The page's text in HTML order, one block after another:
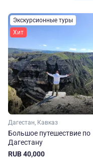
Экскурсионные туры
Хит
Дагестан, Кавказ
Большое путешествие по
Дагестану
RUB 40,000